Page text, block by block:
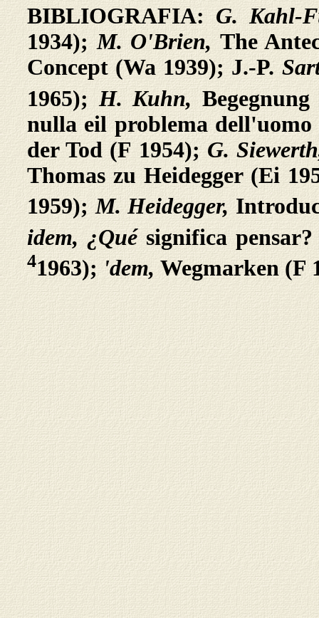
BIBLIOGRAFIA: G. Kahl-
1934);M. O'Brien,The
Concept (Wa 1939); J.-P.
1965); H. Kuhn,
nulla eil problema
der Tod (F 1954); G.
Thomas zu Heidegger (Ei
1959);M. Heidegger,
idem, ¿Quésignifica
41963); 'dem, Wegmarken (F